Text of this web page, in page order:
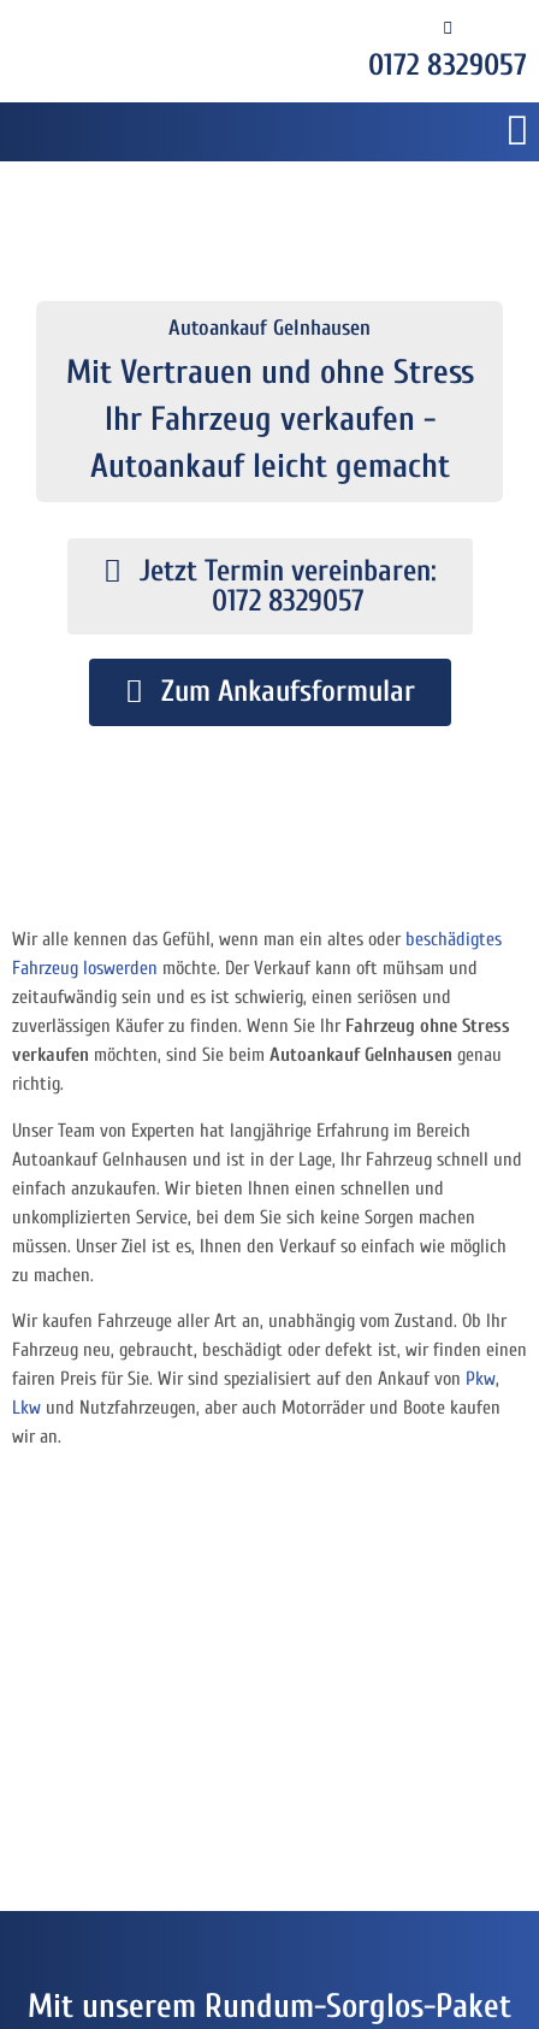
0172 8329057
Autoankauf Gelnhausen
Mit Vertrauen und ohne Stress
Ihr Fahrzeug verkaufen -
Autoankauf leicht gemacht
Jetzt Termin vereinbaren:
0172 8329057
Zum Ankaufsformular
Wir alle kennen das Gefühl, wenn man ein altes oder beschädigtes
Fahrzeug loswerden möchte. Der Verkauf kann oft mühsam und
zeitaufwändig sein und es ist schwierig, einen seriösen und
zuverlässigen Käufer zu finden. Wenn Sie Ihr Fahrzeug ohne Stress
verkaufen möchten, sind Sie beim Autoankauf Gelnhausen genau
richtig.
Unser Team von Experten hat langjährige Erfahrung im Bereich
Autoankauf Gelnhausen und ist in der Lage, Ihr Fahrzeug schnell und
einfach anzukaufen. Wir bieten Ihnen einen schnellen und
unkomplizierten Service, bei dem Sie sich keine Sorgen machen
müssen. Unser Ziel ist es, Ihnen den Verkauf so einfach wie möglich
zu machen.
Wir kaufen Fahrzeuge aller Art an, unabhängig vom Zustand. Ob Ihr
Fahrzeug neu, gebraucht, beschädigt oder defekt ist, wir finden einen
fairen Preis für Sie. Wir sind spezialisiert auf den Ankauf von Pkw,
Lkw und Nutzfahrzeugen, aber auch Motorräder und Boote kaufen
wir an.
Mit unserem Rundum-Sorglos-Paket